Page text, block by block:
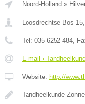
Noord-Holland »
Loosdrechtse Bos 15,
Tel: 035-6252 484,
E-mail ›
Website: http://
Tandheelkunde